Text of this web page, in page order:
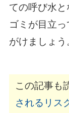
ての呼び水と
ゴミが目立
がけましょう
この記事も
されるリス